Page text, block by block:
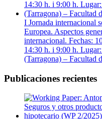
I Jornada internacional
Europea. Aspectos
internacional. Fechas:
14:30 h. i 9:00 h.
(Tarragona) – Facultad
Publicaciones recientes